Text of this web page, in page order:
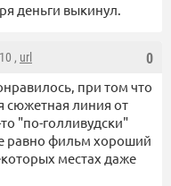
деньги выкинул.
0
, url
при том что
сюжетная линия от
"по-голливудски"
равно фильм хороший
местах даже